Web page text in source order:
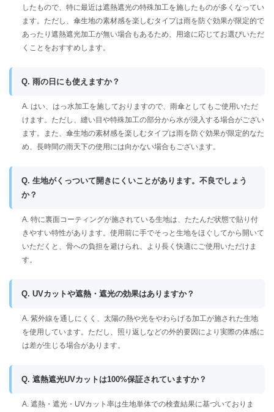
したもので、特に最近は遮熱遮光の特殊加工を施したものが多くなってい
ます。ただし、傘生地の素材感を楽しむタイプは雨を防ぐ効果が限定的で
あったり遮熱遮光加工が無い場合もあるため、用途に応じてお選びいただ
くことをおすすめします。
Q. 雨の日にも使えますか？
A. はい、はっ水加工を施しておりますので、雨傘としてもご使用いただ
けます。ただし、縫い目や特殊加工の部分から水が浸入する場合がござい
ます。また、傘生地の素材感を楽しむタイプは雨を防ぐ効果が限定的なた
め、長時間の雨天下の使用には向かない場合もございます。
Q. 生地がくっついて開きにくいことがあります。不良でしょう
か？
A. 特に裏面コーティングが施されている生地は、たたんだ状態で貼り付
きやすい特性があります。使用前に手でそっと生地をほぐしてから開いて
いただくと、骨への負担を避けられ、より長く快適にご使用いただけま
す。
Q. UVカットや遮熱・遮光の効果はありますか？
A. 紫外線を通しにくく、太陽の熱や光をやわらげる加工が施された生地
を使用しています。ただし、照り返しなどの外的要因により実際の体感に
は差が生じる場合があります。
Q. 遮熱遮光UVカットは100%保証されていますか？
A. 遮熱・遮光・UVカット率は生地単体での検査結果に基づいておりま